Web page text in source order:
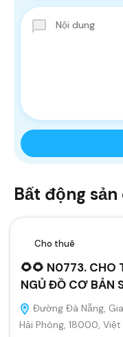
Bất động
Cho thuê
🌻🌻 N0773. CHO
NGỦ ĐỒ CƠ BẢN
Đường Đà Nẵng,
Hải Phòng, 18000, Việt